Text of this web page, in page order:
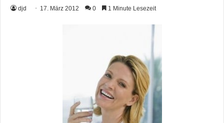
djd 17. März 2012 0 1 Minute Lesezeit